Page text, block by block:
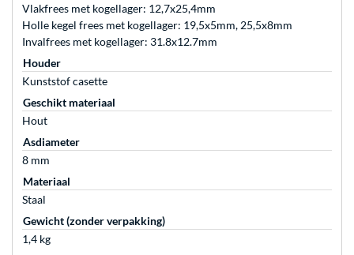
Vlakfrees met kogellager: 12,7x25,4mm
Holle kegel frees met kogellager: 19,5x5mm, 25,5x8mm
Invalfrees met kogellager: 31.8x12.7mm
Houder
Kunststof casette
Geschikt materiaal
Hout
Asdiameter
8 mm
Materiaal
Staal
Gewicht (zonder verpakking)
1,4 kg